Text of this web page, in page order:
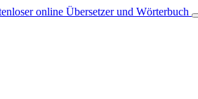
online Übersetzer und Wörterbuch